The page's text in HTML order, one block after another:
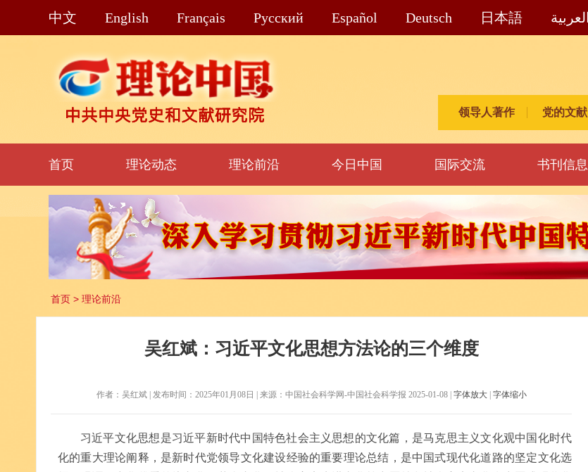
中文 English Français Pусский Español Deutsch 日本語 العربية
领导人著作 党的文献
首页 理论动态 理论前沿 今日中国 国际交流 书刊信息
首页 > 理论前沿
​吴红斌：习近平文化思想方法论的三个维度
作者：​吴红斌 | 发布时间：2025年01月08日 | 来源：中国社会科学网-中国社会科学报 2025-01-08 | 字体放大| 字体缩小
习近平文化思想是习近平新时代中国特色社会主义思想的文化篇，是马克思主义文化观中国化时代
化的重大理论阐释，是新时代党领导文化建设经验的重要理论总结，是中国式现代化道路的坚定文化选